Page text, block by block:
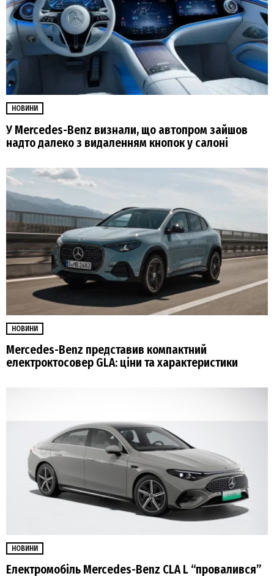
НОВИНИ
У Mercedes-Benz визнали, що автопром зайшов
надто далеко з видаленням кнопок у салоні
НОВИНИ
Mercedes-Benz представив компактний
електроктосовер GLA: ціни та характеристики
НОВИНИ
Електромобіль Mercedes-Benz CLA L “провалився”